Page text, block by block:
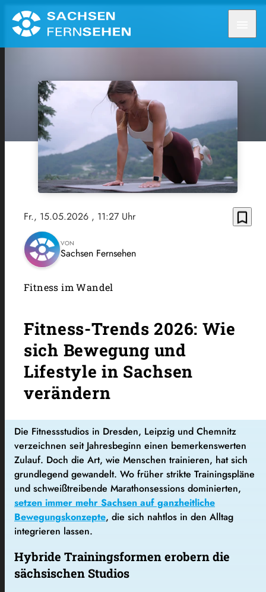
Fr., 15.05.2026 , 11:27 Uhr bookmark_border
VON
Sachsen Fernsehen
Fitness im Wandel
Fitness-Trends 2026: Wie
sich Bewegung und
Lifestyle in Sachsen
verändern
Die Fitnessstudios in Dresden, Leipzig und Chemnitz
verzeichnen seit Jahresbeginn einen bemerkenswerten
Zulauf. Doch die Art, wie Menschen trainieren, hat sich
grundlegend gewandelt. Wo früher strikte Trainingspläne
und schweißtreibende Marathonsessions dominierten,
setzen immer mehr Sachsen auf ganzheitliche
Bewegungskonzepte, die sich nahtlos in den Alltag
integrieren lassen.
Hybride Trainingsformen erobern die
sächsischen Studios